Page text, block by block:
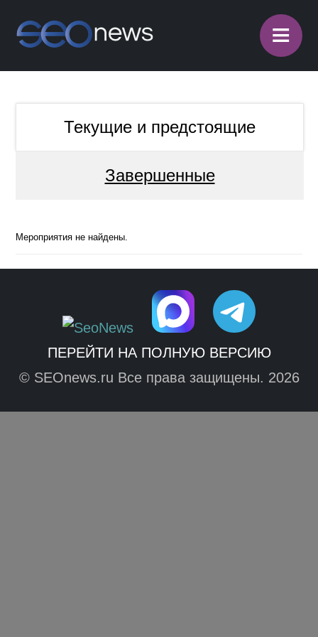
≡
Текущие и предстоящие
Завершенные
Мероприятия не найдены.
ПЕРЕЙТИ НА ПОЛНУЮ ВЕРСИЮ
© SEOnews.ru Все права защищены. 2026